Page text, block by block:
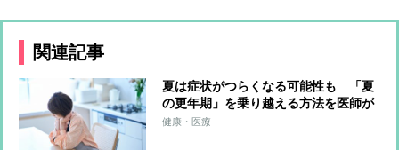
関連記事
夏は症状がつらくなる可能性も 「夏
の更年期」を乗り越える方法を医師が
アドバイス
健康・医療